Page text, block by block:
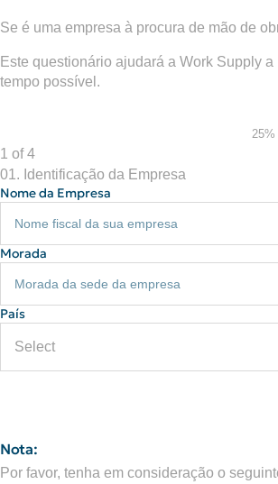
Se é uma empresa à procura de mão de
Este questionário ajudará a Work Supply
tempo possível.
25%
1 of 4
01. Identificação da Empresa
Nome da Empresa
Morada
País
Nota:
Por favor, tenha em consideração o